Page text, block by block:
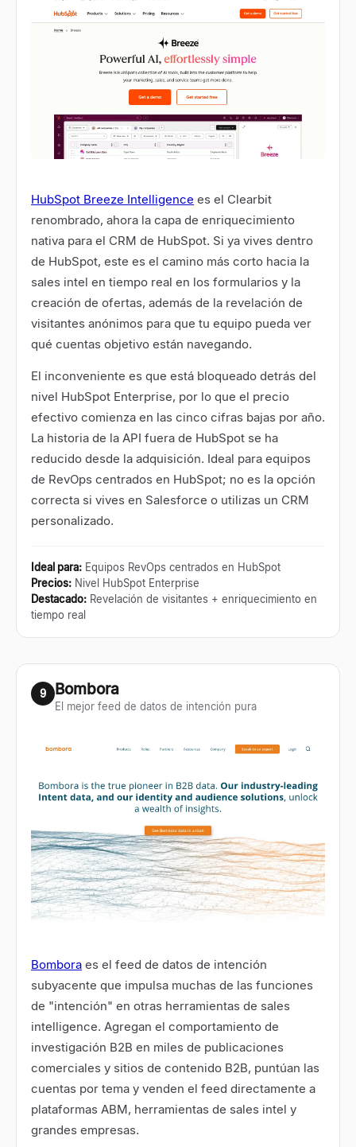
HubSpot Breeze Intelligence es el Clearbit
renombrado, ahora la capa de enriquecimiento
nativa para el CRM de HubSpot. Si ya vives dentro
de HubSpot, este es el camino más corto hacia la
sales intel en tiempo real en los formularios y la
creación de ofertas, además de la revelación de
visitantes anónimos para que tu equipo pueda ver
qué cuentas objetivo están navegando.
El inconveniente es que está bloqueado detrás del
nivel HubSpot Enterprise, por lo que el precio
efectivo comienza en las cinco cifras bajas por año.
La historia de la API fuera de HubSpot se ha
reducido desde la adquisición. Ideal para equipos
de RevOps centrados en HubSpot; no es la opción
correcta si vives en Salesforce o utilizas un CRM
personalizado.
Ideal para: Equipos RevOps centrados en HubSpot
Precios: Nivel HubSpot Enterprise
Destacado: Revelación de visitantes + enriquecimiento en
tiempo real
9 Bombora
El mejor feed de datos de intención pura
Bombora es el feed de datos de intención
subyacente que impulsa muchas de las funciones
de "intención" en otras herramientas de sales
intelligence. Agregan el comportamiento de
investigación B2B en miles de publicaciones
comerciales y sitios de contenido B2B, puntúan las
cuentas por tema y venden el feed directamente a
plataformas ABM, herramientas de sales intel y
grandes empresas.